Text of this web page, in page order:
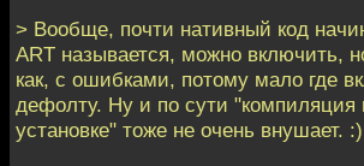
> Вообще, почти нативный код
ART называется, можно включить,
как, с ошибками, потому мало где
дефолту. Ну и по сути "компиляция
установке" тоже не очень внушает. :)